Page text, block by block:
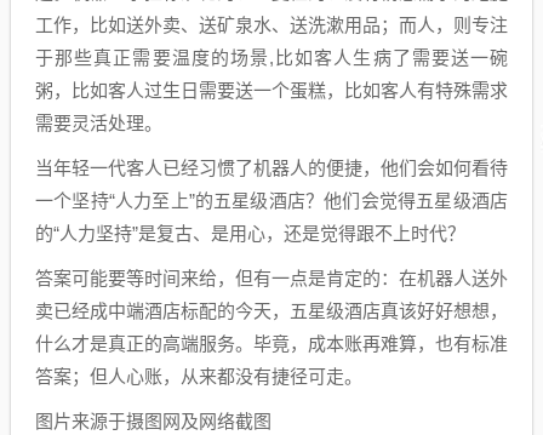
工作，比如送外卖、送矿泉水、送洗漱用品；而人，则专注
于那些真正需要温度的场景,比如客人生病了需要送一碗
粥，比如客人过生日需要送一个蛋糕，比如客人有特殊需求
需要灵活处理。
当年轻一代客人已经习惯了机器人的便捷，他们会如何看待
一个坚持“人力至上”的五星级酒店？他们会觉得五星级酒店
的“人力坚持”是复古、是用心，还是觉得跟不上时代？
答案可能要等时间来给，但有一点是肯定的：在机器人送外
卖已经成中端酒店标配的今天，五星级酒店真该好好想想，
什么才是真正的高端服务。毕竟，成本账再难算，也有标准
答案；但人心账，从来都没有捷径可走。
图片来源于摄图网及网络截图